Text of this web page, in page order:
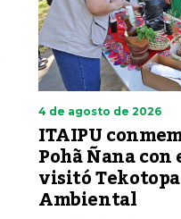
4 de agosto de 2026
ITAIPU
Pohã Ñana
visitó
Ambiental